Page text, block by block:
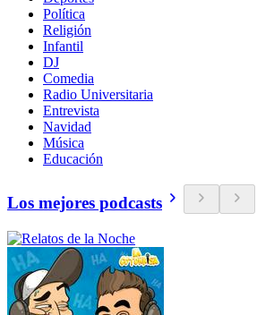
Política
Religión
Infantil
DJ
Comedia
Radio Universitaria
Entrevista
Navidad
Música
Educación
Los mejores podcasts